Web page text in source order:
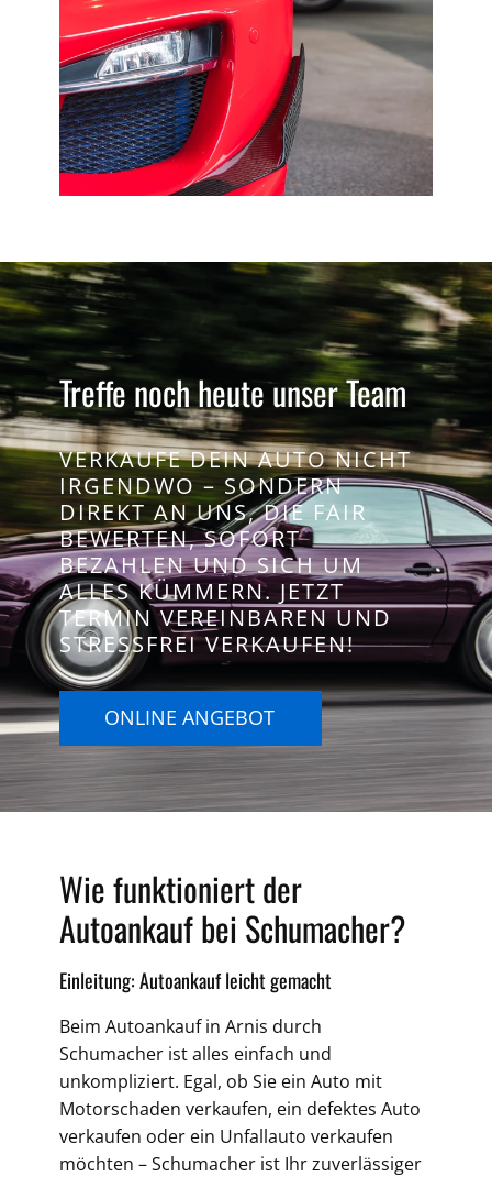
Treffe noch heute unser Team
VERKAUFE DEIN AUTO NICHT
IRGENDWO – SONDERN
DIREKT AN UNS, DIE FAIR
BEWERTEN, SOFORT
BEZAHLEN UND SICH UM
ALLES KÜMMERN. JETZT
TERMIN VEREINBAREN UND
STRESSFREI VERKAUFEN!
ONLINE ANGEBOT
Wie funktioniert der
Autoankauf bei Schumacher?
Einleitung: Autoankauf leicht gemacht
Beim Autoankauf in Arnis durch
Schumacher ist alles einfach und
unkompliziert. Egal, ob Sie ein Auto mit
Motorschaden verkaufen, ein defektes Auto
verkaufen oder ein Unfallauto verkaufen
möchten – Schumacher ist Ihr zuverlässiger